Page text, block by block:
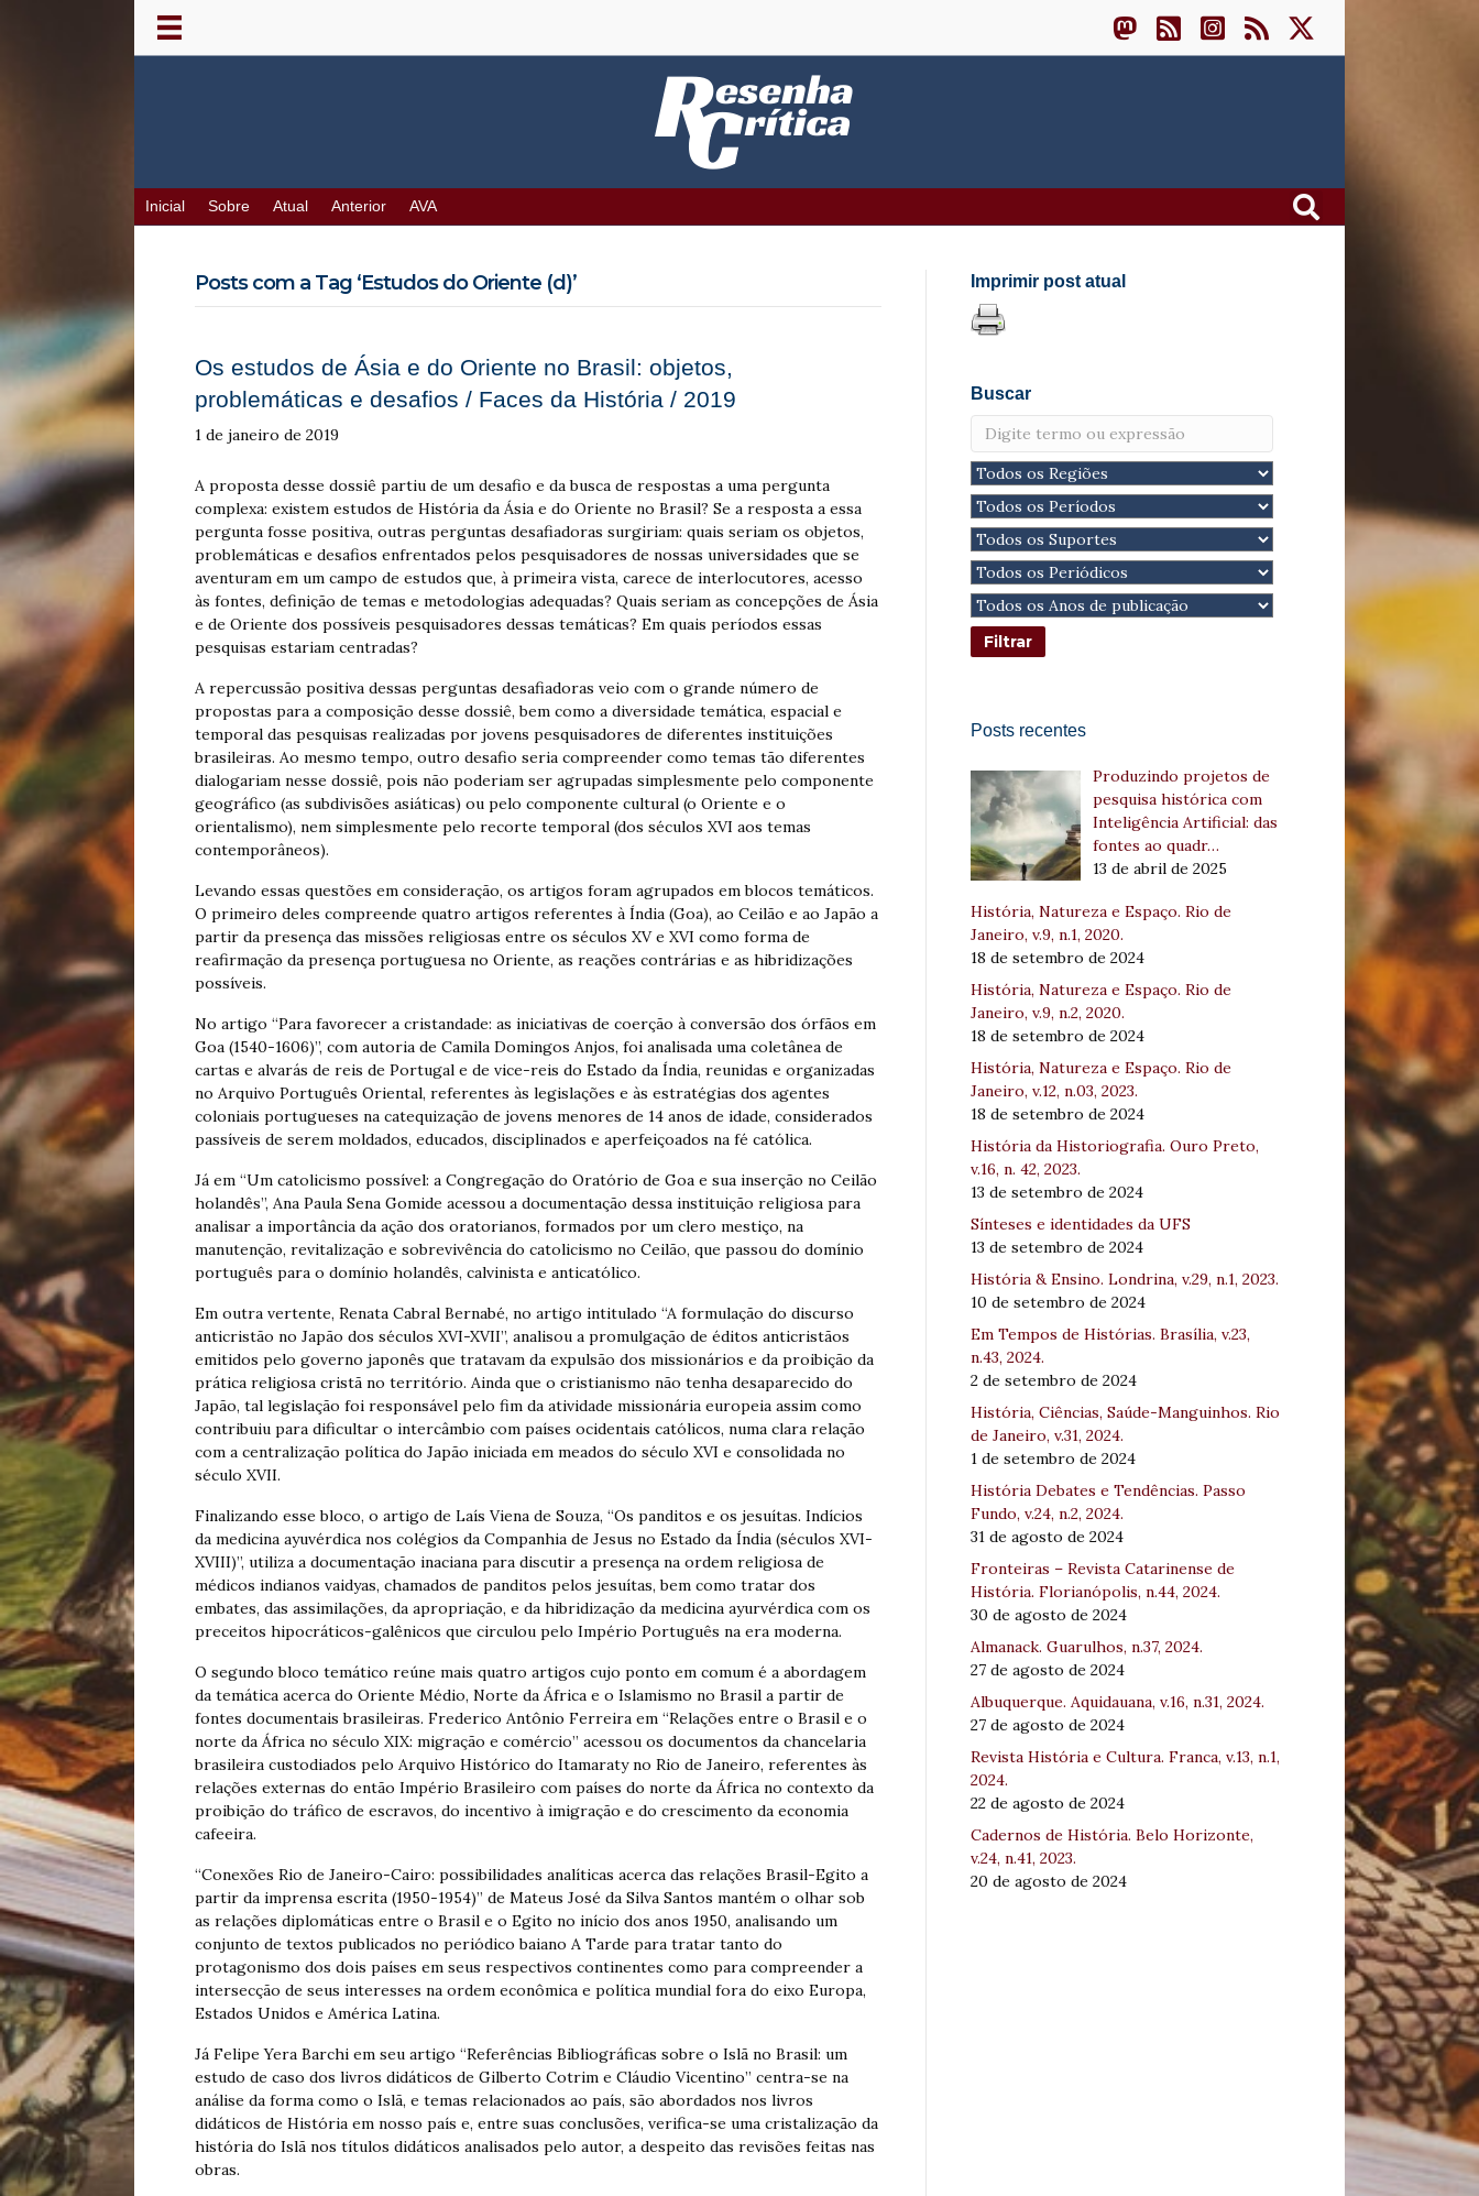
Inicial Sobre Atual Anterior AVA
Posts com a Tag ‘Estudos do Oriente (d)’
Os estudos de Ásia e do Oriente no Brasil: objetos,
problemáticas e desafios / Faces da História / 2019
1 de janeiro de 2019
A proposta desse dossiê partiu de um desafio e da busca de respostas a uma pergunta
complexa: existem estudos de História da Ásia e do Oriente no Brasil? Se a resposta a essa
pergunta fosse positiva, outras perguntas desafiadoras surgiriam: quais seriam os objetos,
problemáticas e desafios enfrentados pelos pesquisadores de nossas universidades que se
aventuram em um campo de estudos que, à primeira vista, carece de interlocutores, acesso
às fontes, definição de temas e metodologias adequadas? Quais seriam as concepções de Ásia
e de Oriente dos possíveis pesquisadores dessas temáticas? Em quais períodos essas
pesquisas estariam centradas?
A repercussão positiva dessas perguntas desafiadoras veio com o grande número de
propostas para a composição desse dossiê, bem como a diversidade temática, espacial e
temporal das pesquisas realizadas por jovens pesquisadores de diferentes instituições
brasileiras. Ao mesmo tempo, outro desafio seria compreender como temas tão diferentes
dialogariam nesse dossiê, pois não poderiam ser agrupadas simplesmente pelo componente
geográfico (as subdivisões asiáticas) ou pelo componente cultural (o Oriente e o
orientalismo), nem simplesmente pelo recorte temporal (dos séculos XVI aos temas
contemporâneos).
Levando essas questões em consideração, os artigos foram agrupados em blocos temáticos.
O primeiro deles compreende quatro artigos referentes à Índia (Goa), ao Ceilão e ao Japão a
partir da presença das missões religiosas entre os séculos XV e XVI como forma de
reafirmação da presença portuguesa no Oriente, as reações contrárias e as hibridizações
possíveis.
No artigo “Para favorecer a cristandade: as iniciativas de coerção à conversão dos órfãos em
Goa (1540-1606)”, com autoria de Camila Domingos Anjos, foi analisada uma coletânea de
cartas e alvarás de reis de Portugal e de vice-reis do Estado da Índia, reunidas e organizadas
no Arquivo Português Oriental, referentes às legislações e às estratégias dos agentes
coloniais portugueses na catequização de jovens menores de 14 anos de idade, considerados
passíveis de serem moldados, educados, disciplinados e aperfeiçoados na fé católica.
Já em “Um catolicismo possível: a Congregação do Oratório de Goa e sua inserção no Ceilão
holandês”, Ana Paula Sena Gomide acessou a documentação dessa instituição religiosa para
analisar a importância da ação dos oratorianos, formados por um clero mestiço, na
manutenção, revitalização e sobrevivência do catolicismo no Ceilão, que passou do domínio
português para o domínio holandês, calvinista e anticatólico.
Em outra vertente, Renata Cabral Bernabé, no artigo intitulado “A formulação do discurso
anticristão no Japão dos séculos XVI-XVII”, analisou a promulgação de éditos anticristãos
emitidos pelo governo japonês que tratavam da expulsão dos missionários e da proibição da
prática religiosa cristã no território. Ainda que o cristianismo não tenha desaparecido do
Japão, tal legislação foi responsável pelo fim da atividade missionária europeia assim como
contribuiu para dificultar o intercâmbio com países ocidentais católicos, numa clara relação
com a centralização política do Japão iniciada em meados do século XVI e consolidada no
século XVII.
Finalizando esse bloco, o artigo de Laís Viena de Souza, “Os panditos e os jesuítas. Indícios
da medicina ayuvérdica nos colégios da Companhia de Jesus no Estado da Índia (séculos XVI-
XVIII)”, utiliza a documentação inaciana para discutir a presença na ordem religiosa de
médicos indianos vaidyas, chamados de panditos pelos jesuítas, bem como tratar dos
embates, das assimilações, da apropriação, e da hibridização da medicina ayurvérdica com os
preceitos hipocráticos-galênicos que circulou pelo Império Português na era moderna.
O segundo bloco temático reúne mais quatro artigos cujo ponto em comum é a abordagem
da temática acerca do Oriente Médio, Norte da África e o Islamismo no Brasil a partir de
fontes documentais brasileiras. Frederico Antônio Ferreira em “Relações entre o Brasil e o
norte da África no século XIX: migração e comércio” acessou os documentos da chancelaria
brasileira custodiados pelo Arquivo Histórico do Itamaraty no Rio de Janeiro, referentes às
relações externas do então Império Brasileiro com países do norte da África no contexto da
proibição do tráfico de escravos, do incentivo à imigração e do crescimento da economia
cafeeira.
“Conexões Rio de Janeiro-Cairo: possibilidades analíticas acerca das relações Brasil-Egito a
partir da imprensa escrita (1950-1954)” de Mateus José da Silva Santos mantém o olhar sob
as relações diplomáticas entre o Brasil e o Egito no início dos anos 1950, analisando um
conjunto de textos publicados no periódico baiano A Tarde para tratar tanto do
protagonismo dos dois países em seus respectivos continentes como para compreender a
intersecção de seus interesses na ordem econômica e política mundial fora do eixo Europa,
Estados Unidos e América Latina.
Já Felipe Yera Barchi em seu artigo “Referências Bibliográficas sobre o Islã no Brasil: um
estudo de caso dos livros didáticos de Gilberto Cotrim e Cláudio Vicentino” centra-se na
análise da forma como o Islã, e temas relacionados ao país, são abordados nos livros
didáticos de História em nosso país e, entre suas conclusões, verifica-se uma cristalização da
história do Islã nos títulos didáticos analisados pelo autor, a despeito das revisões feitas nas
obras.
Imprimir post atual
Buscar
Posts recentes
Produzindo projetos de
pesquisa histórica com
Inteligência Artificial: das
fontes ao quadr…
13 de abril de 2025
História, Natureza e Espaço. Rio de
Janeiro, v.9, n.1, 2020.
18 de setembro de 2024
História, Natureza e Espaço. Rio de
Janeiro, v.9, n.2, 2020.
18 de setembro de 2024
História, Natureza e Espaço. Rio de
Janeiro, v.12, n.03, 2023.
18 de setembro de 2024
História da Historiografia. Ouro Preto,
v.16, n. 42, 2023.
13 de setembro de 2024
Sínteses e identidades da UFS
13 de setembro de 2024
História & Ensino. Londrina, v.29, n.1, 2023.
10 de setembro de 2024
Em Tempos de Histórias. Brasília, v.23,
n.43, 2024.
2 de setembro de 2024
História, Ciências, Saúde-Manguinhos. Rio
de Janeiro, v.31, 2024.
1 de setembro de 2024
História Debates e Tendências. Passo
Fundo, v.24, n.2, 2024.
31 de agosto de 2024
Fronteiras – Revista Catarinense de
História. Florianópolis, n.44, 2024.
30 de agosto de 2024
Almanack. Guarulhos, n.37, 2024.
27 de agosto de 2024
Albuquerque. Aquidauana, v.16, n.31, 2024.
27 de agosto de 2024
Revista História e Cultura. Franca, v.13, n.1,
2024.
22 de agosto de 2024
Cadernos de História. Belo Horizonte,
v.24, n.41, 2023.
20 de agosto de 2024